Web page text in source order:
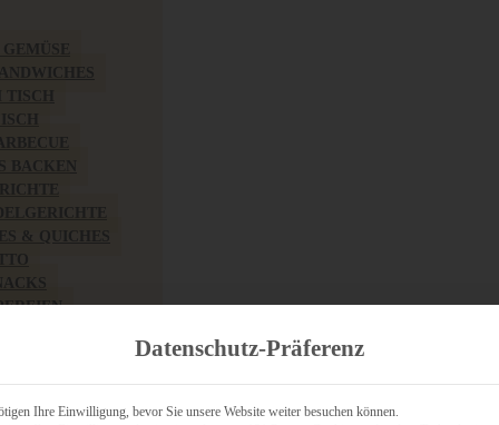
Datenschutz-Präferenz
Ihre Einwilligung, bevor Sie unsere Website weiter besuchen können.